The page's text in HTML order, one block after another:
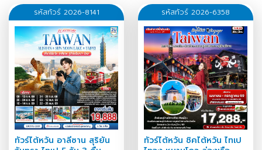
รหัสทัวร์ 2026-8141
ทัวร์ไต้หวัน อาลีซาน สุริยัน
รหัสทัวร์ 2026-6358
ทัวร์ไต้หวัน ชิคไต้หวัน ไทเป